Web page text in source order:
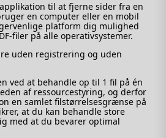
til at fjerne sider fra en
en computer eller en mobil
platform dig mulighed
filer på alle operativsystemer.
uden registrering og uden
ved at behandle op til 1 fil på én
af ​​ressourcestyring, og derfor
en samlet filstørrelsesgrænse på
at du kan behandle store
med at du bevarer optimal